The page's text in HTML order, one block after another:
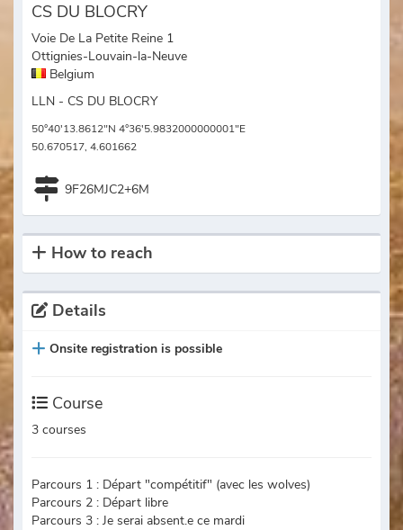
CS DU BLOCRY
Voie De La Petite Reine 1
Ottignies-Louvain-la-Neuve
Belgium
LLN - CS DU BLOCRY
50°40'13.8612"N 4°36'5.9832000000001"E
50.670517, 4.601662
9F26MJC2+6M
How to reach
Details
Onsite registration is possible
Course
3 courses
Parcours 1 : Départ "compétitif" (avec les wolves)
Parcours 2 : Départ libre
Parcours 3 : Je serai absent.e ce mardi